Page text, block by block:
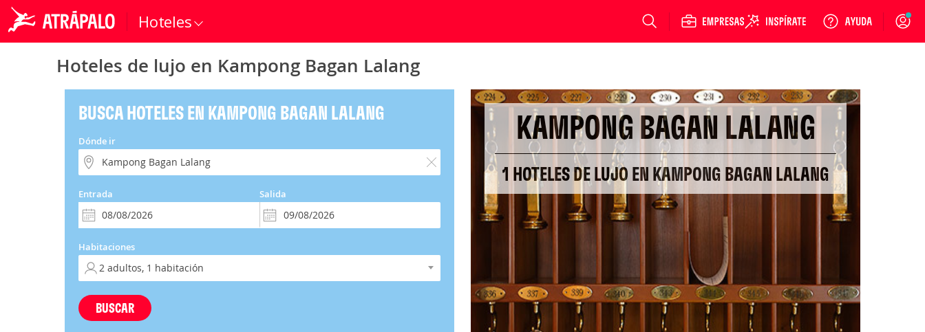
Hoteles Login
Hoteles de lujo en Kampong Bagan Lalang
BUSCA HOTELES EN KAMPONG BAGAN LALANG
Dónde ir
Entrada Salida
Habitaciones
BUSCAR
KAMPONG BAGAN LALANG
1 HOTELES DE LUJO EN KAMPONG BAGAN LALANG